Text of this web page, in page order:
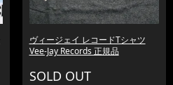
ヴィージェイ レコードTシャツ
Vee-Jay Records 正規品
SOLD OUT